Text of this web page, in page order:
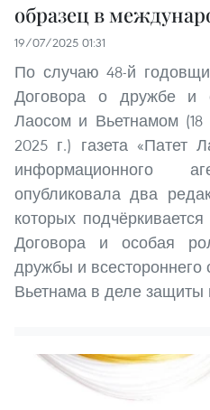
образец в
19/07/2025 01:31
По случаю 48-й
Договора о дружбе и
Лаосом и Вьетнамом
2025 г.) газета «Патет
информационного
опубликовала два
которых
Договора и особая
дружбы и всестороннего
Вьетнама в деле защиты